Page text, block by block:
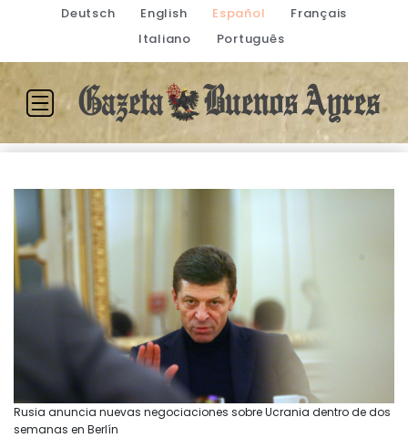
Deutsch English Español
Français
Italiano
Português
Rusia anuncia nuevas negociaciones sobre Ucrania dentro de dos
semanas en Berlín